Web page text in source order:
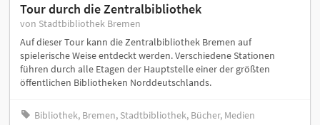
Tour durch die Zentralbibliothek
von Stadtbibliothek Bremen
Auf dieser Tour kann die Zentralbibliothek Bremen auf
spielerische Weise entdeckt werden. Verschiedene Stationen
führen durch alle Etagen der Hauptstelle einer der größten
öffentlichen Bibliotheken Norddeutschlands.
Bibliothek, Bremen, Stadtbibliothek, Bücher, Medien